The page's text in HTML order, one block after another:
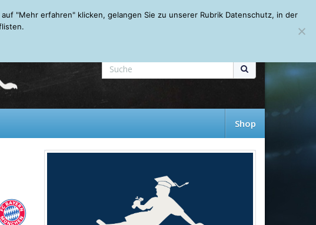
Mein Account About Autoren Leseempfehlungen FAQ
Shop
"Mehr erfahren" klicken, gelangen Sie zu unserer Rubrik Datenschutz, in der